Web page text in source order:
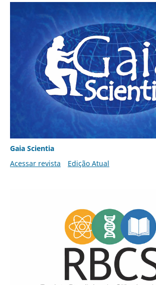
Gaia Scientia
Acessar revista
Edição Atual